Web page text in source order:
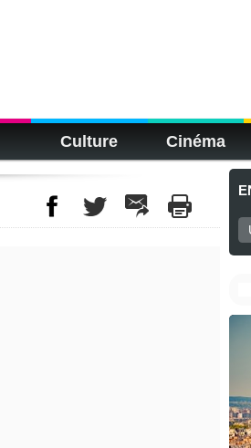
Culture Cinéma